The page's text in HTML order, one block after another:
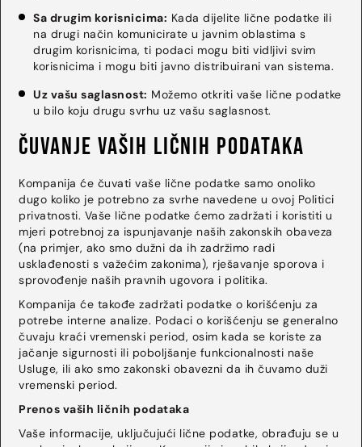
Sa drugim korisnicima: Kada dijelite lične podatke ili
na drugi način komunicirate u javnim oblastima s
drugim korisnicima, ti podaci mogu biti vidljivi svim
korisnicima i mogu biti javno distribuirani van sistema.
Uz vašu saglasnost: Možemo otkriti vaše lične podatke
u bilo koju drugu svrhu uz vašu saglasnost.
Čuvanje vaših ličnih podataka
Kompanija će čuvati vaše lične podatke samo onoliko
dugo koliko je potrebno za svrhe navedene u ovoj Politici
privatnosti. Vaše lične podatke ćemo zadržati i koristiti u
mjeri potrebnoj za ispunjavanje naših zakonskih obaveza
(na primjer, ako smo dužni da ih zadržimo radi
usklađenosti s važećim zakonima), rješavanje sporova i
sprovođenje naših pravnih ugovora i politika.
Kompanija će takođe zadržati podatke o korišćenju za
potrebe interne analize. Podaci o korišćenju se generalno
čuvaju kraći vremenski period, osim kada se koriste za
jačanje sigurnosti ili poboljšanje funkcionalnosti naše
Usluge, ili ako smo zakonski obavezni da ih čuvamo duži
vremenski period.
Prenos vaših ličnih podataka
Vaše informacije, uključujući lične podatke, obrađuju se u